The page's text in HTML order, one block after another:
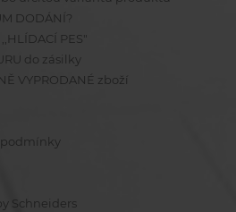
DODÁNÍ?
PES"
do zásilky
VYPRODANÉ zboží
podmínky
Schneiders